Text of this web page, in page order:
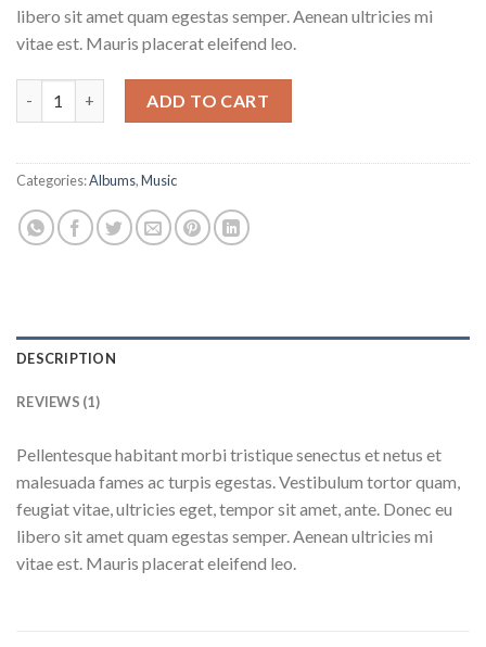
libero sit amet quam egestas semper. Aenean ultricies mi
vitae est. Mauris placerat eleifend leo.
ADD TO CART
Categories:Albums,Music
DESCRIPTION
REVIEWS (1)
Pellentesque habitant morbi tristique senectus et netus et
malesuada fames ac turpis egestas. Vestibulum tortor quam,
feugiat vitae, ultricies eget, tempor sit amet, ante. Donec eu
libero sit amet quam egestas semper. Aenean ultricies mi
vitae est. Mauris placerat eleifend leo.